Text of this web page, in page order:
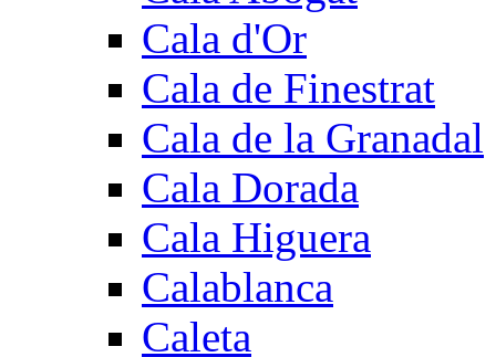
Cala d'Or
Cala de Finestrat
Cala de la Granadal
Cala Dorada
Cala Higuera
Calablanca
Caleta